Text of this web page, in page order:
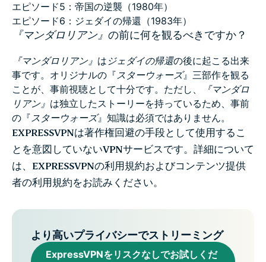
エピソード5：帝国の逆襲（1980年）
エピソード6：ジェダイの帰還（1983年）
『マンダロリアン』 の前に何を観るべきですか？
『マンダロリアン』 は ジェダイの帰還の後に起こる出来
事です。オリジナルの『スターウォーズ』三部作を観る
ことが、事前視聴として十分です。ただし、
『マンダロ
リアン』 は独立したストーリーを持っているため、事前
の『スターウォーズ』知識は必須ではありません。
EXPRESSVPNは著作権回避の手段として使用するこ
とを意図していないVPNサービスです。詳細について
は、EXPRESSVPNの利用規約およびコンテンツ提供
者の利用規約をお読みください。
より高いプライバシーでストリーミング
ExpressVPNをリスクなしでお試しくだ